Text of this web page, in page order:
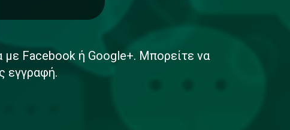
με Facebook ή Google+. Μπορείτε να
εγγραφή.